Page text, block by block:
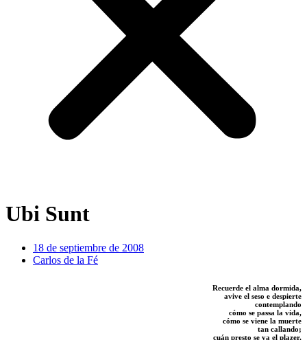
Ubi Sunt
18 de septiembre de 2008
Carlos de la Fé
Recuerde el alma dormida,
avive el seso e despierte
contemplando
cómo se passa la vida,
cómo se viene la muerte
tan callando;
cuán presto se va el plazer,